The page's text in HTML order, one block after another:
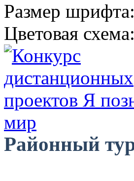
Размер шрифта:
Цветовая схема:
Районный